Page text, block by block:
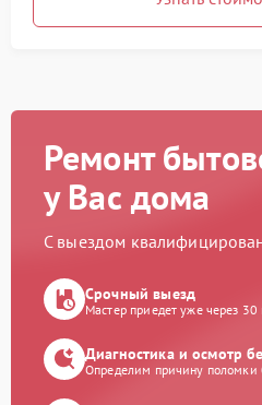
Ремонт
у Вас дома
С выездом
Срочный выезд
Мастер приедет уже через
Диагностика и осмотр
Определим причину поломки